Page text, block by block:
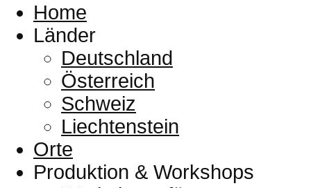
Home
Länder
Deutschland
Österreich
Schweiz
Liechtenstein
Orte
Produktion & Workshops